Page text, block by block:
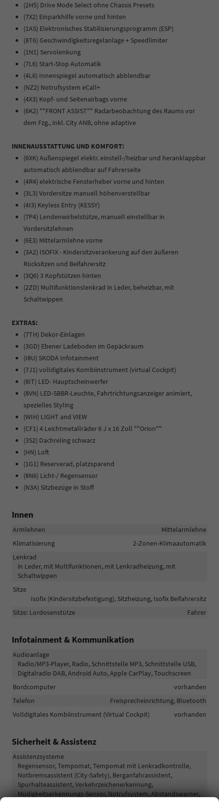
(2H5) Drive Mode Select ohne Chassis Presets
(7X2) Einparkhilfe vorne und hinten
(1AS) Elektronisches Stabilisierungsprogramm (ESP)
(8T6) Geschwindigkeitsregelanlage + Speedlimiter
(1N1) Servolenkung
(7L6) Start-Stop Automatik
(4L6) Innenspiegel automatisch abblendbar
(NZ2) Notrufsystem eCall+
(4X3) Kopf- und Seitenairbags vorne
(6K2) ""FRONT ASSIST"" Radarbeobachtung des Raums vor
dem Fzg., inkl. City ANB, ohne adaptive
INNENAUSSTATTUNG UND KOMFORT:
(6XK) Außenspiegel elektr. einstell-/heizbar und heranklappbar
automatisch abblendbar auf Fahrerseite
(4R4) elektrische Fensterheber vorne und hinten
(3L3) Vordersitze manuell höhenverstellbar
(4I3) Keyless Entry (KESSY)
(7P4) Lendenwirbelstütze, manuell einstellbar in
Vordersitzlehnen
(6E3) Mittelarmlehne vorne
(3A2) ISOFIX - Kindersitzverankerung auf den äußeren
Rücksitzen und Beifahrersitz
(3Q6) 3 Kopfstützen hinten
(2ZD) Multifunktionslenkrad in Leder, beheizbar, mit
Schaltwippen
EXTRAS:
(7TH) Dekor-Einlagen
(3GD) Ebener Ladeboden im Gepäckraum
(I8U) SKODA Infotainment
(7J1) volldigitales Kombiinstrument (virtual Cockpit)
(8IT) LED- Hauptscheinwerfer
(8VN) LED-SBBR-Leuchte, Fahrtrichtungsanzeiger animiert,
spezielles Styling
(WIH) LIGHT and VIEW
(CF1) 4 Leichtmetallräder 6 J x 16 Zoll ""Orion""
(3S2) Dachreling schwarz
(HN) Loft
(1G1) Reserverad, platzsparend
(8N6) Licht-/ Regensensor
(N3A) Sitzbezüge in Stoff
Innen
Armlehnen
Mittelarmlehne
Klimatisierung
2-Zonen-Klimaautomatik
Lenkrad
in Leder, mit Multifunktionen, mit Lenkradheizung, mit
Schaltwippen
Sitze
Isofix (Kindersitzbefestigung), Sitzheizung, Isofix Beifahrersitz
Sitze: Lordosenstütze
Fahrer
Infotainment & Kommunikation
Audioanlage
Radio/MP3-Player, Radio, Schnittstelle MP3, Schnittstelle USB,
Digitalradio DAB, Android Auto, Apple CarPlay, Touchscreen
Bordcomputer
vorhanden
Telefon
Freisprecheinrichtung, Bluetooth
Volldigitales Kombiinstrument (Virtual Cockpit)
vorhanden
Sicherheit & Assistenz
Assistenzsysteme
Regensensor, Tempomat, Tempomat mit Lenkradkontrolle,
Notbremsassistent (City-Safety), Berganfahrassistent,
Spurhalteassistent, Verkehrzeichenerkennung,
Müdigkeitserkennungs-Sensor, Notrufsystem, Abstandswarner,